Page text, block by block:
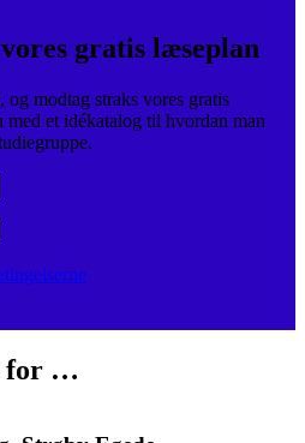
gratis læseplan
modtag straks vores gratis
et idékatalog til hvordan man
for …